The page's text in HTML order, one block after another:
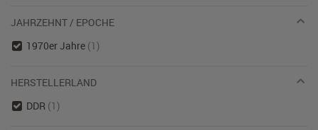
JAHRZEHNT / EPOCHE
1970er Jahre (1)
HERSTELLERLAND
DDR (1)